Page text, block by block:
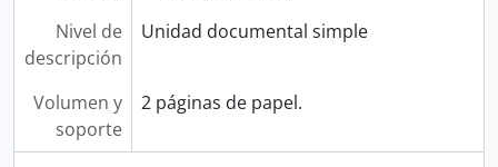
Nivel de
descripción
Unidad documental simple
Volumen y
soporte
2 páginas de papel.